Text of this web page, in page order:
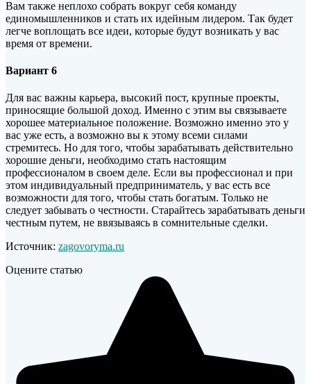
Вам также неплохо собрать вокруг себя команду
единомышленников и стать их идейным лидером. Так будет
легче воплощать все идеи, которые будут возникать у вас
время от времени.
Вариант 6
Для вас важны карьера, высокий пост, крупные проекты,
приносящие большой доход. Именно с этим вы связываете
хорошее материальное положение. Возможно именно это у
вас уже есть, а возможно вы к этому всеми силами
стремитесь. Но для того, чтобы зарабатывать действительно
хорошие деньги, необходимо стать настоящим
профессионалом в своем деле. Если вы профессионал и при
этом индивидуальный предприниматель, у вас есть все
возможности для того, чтобы стать богатым. Только не
следует забывать о честности. Старайтесь зарабатывать деньги
честным путем, не ввязываясь в сомнительные сделки.
Источник: zagovoryma.ru
Оцените статью